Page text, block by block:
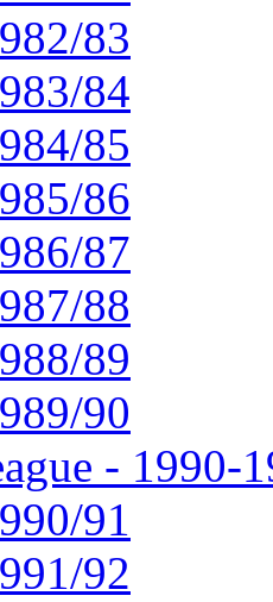
83
84
85
86
87
88
89
90
- 1990-
91
92